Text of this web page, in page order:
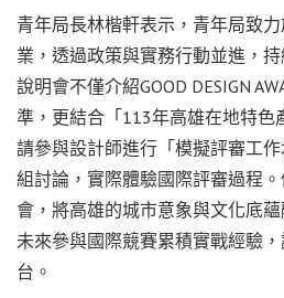
青年局長林楷軒表示，青年局致
業，透過政策與實務行動並進，
說明會不僅介紹GOOD DESIGN
準，更結合「113年高雄在地特色
請參與設計師進行「模擬評審工
組討論，實際體驗國際評審過程
會，將高雄的城市意象與文化底
未來參與國際競賽累積實戰經驗
台。